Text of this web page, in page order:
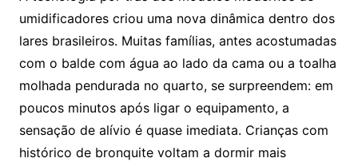
umidificadores criou uma nova dinâmica dentro dos
lares brasileiros. Muitas famílias, antes acostumadas
com o balde com água ao lado da cama ou a toalha
molhada pendurada no quarto, se surpreendem: em
poucos minutos após ligar o equipamento, a
sensação de alívio é quase imediata. Crianças com
histórico de bronquite voltam a dormir mais